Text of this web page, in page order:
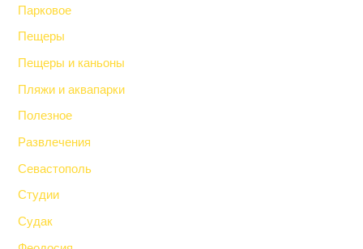
Парковое
Пещеры
Пещеры и каньоны
Пляжи и аквапарки
Полезное
Развлечения
Севастополь
Студии
Судак